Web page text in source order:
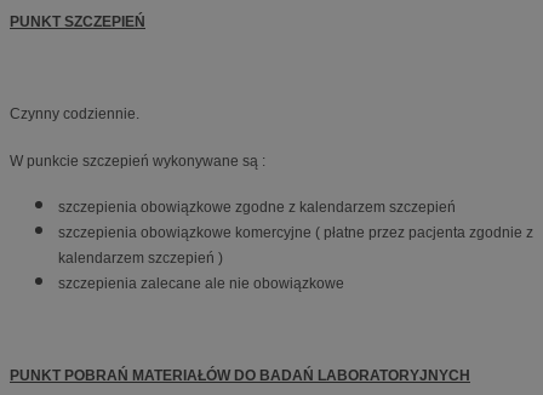
PUNKT SZCZEPIEŃ
Czynny codziennie.
W punkcie szczepień wykonywane są :
szczepienia obowiązkowe zgodne z kalendarzem szczepień
szczepienia obowiązkowe komercyjne ( płatne przez pacjenta zgodnie z
kalendarzem szczepień )
szczepienia zalecane ale nie obowiązkowe
PUNKT POBRAŃ MATERIAŁÓW DO BADAŃ LABORATORYJNYCH